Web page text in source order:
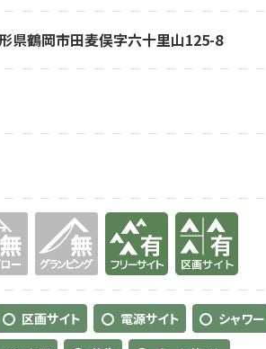
県鶴岡市田麦俣字六十里山125-8
有り 有り
区画サイト 電源サイト
シャワー